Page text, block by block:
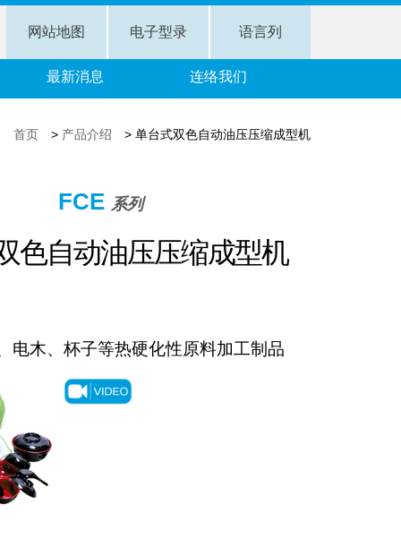
语言列
电子型录
网站地图
最新消息 连络我们
首页> 产品介绍 > 单台式双色自动油压压缩成型机
FCE 系列
色自动油压压缩成型机
电木、杯子等热硬化性原料加工制品